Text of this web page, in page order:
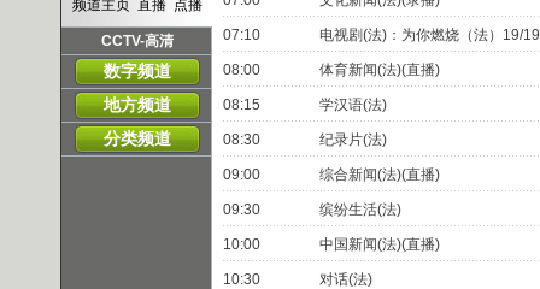
频道主页 直播 点播
CCTV-高清
频道主页 直播 点播
数字频道
地方频道
分类频道
07:10 电视剧(法)：为你燃烧（法）19/19
08:00 体育新闻(法)(直播)
08:15 学汉语(法)
08:30 纪录片(法)
09:00 综合新闻(法)(直播)
09:30 缤纷生活(法)
10:00 中国新闻(法)(直播)
10:30 对话(法)